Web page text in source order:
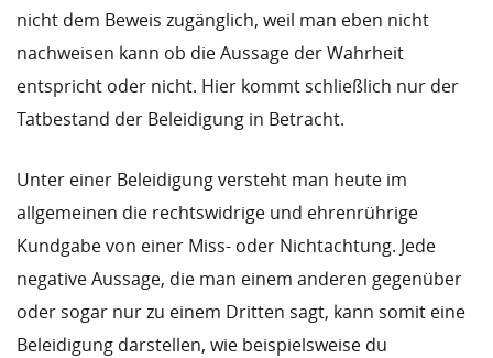
nicht dem Beweis zugänglich, weil man eben nicht
nachweisen kann ob die Aussage der Wahrheit
entspricht oder nicht. Hier kommt schließlich nur der
Tatbestand der Beleidigung in Betracht.
Unter einer Beleidigung versteht man heute im
allgemeinen die rechtswidrige und ehrenrührige
Kundgabe von einer Miss- oder Nichtachtung. Jede
negative Aussage, die man einem anderen gegenüber
oder sogar nur zu einem Dritten sagt, kann somit eine
Beleidigung darstellen, wie beispielsweise du